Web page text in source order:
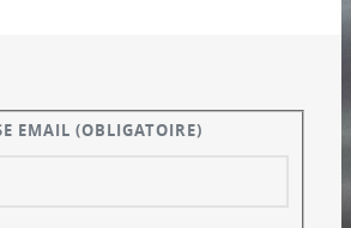
EMAIL(OBLIGATOIRE)